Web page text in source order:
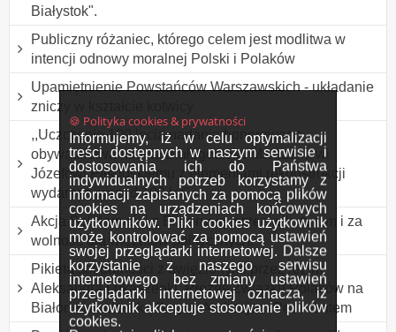
🍪 Polityka cookies & prywatności
Informujemy, iż w celu optymalizacji
treści dostępnych w naszym serwisie i
dostosowania ich do Państwa
indywidualnych potrzeb korzystamy z
informacji zapisanych za pomocą plików
cookies na urządzeniach końcowych
użytkowników. Pliki cookies użytkownik
może kontrolować za pomocą ustawień
swojej przeglądarki internetowej. Dalsze
korzystanie z naszego serwisu
internetowego bez zmiany ustawień
przeglądarki internetowej oznacza, iż
użytkownik akceptuje stosowanie plików
cookies.
Białystok".
Publiczny różaniec, którego celem jest modlitwa w
intencji odnowy moralnej Polski i Polaków
Upamiętnienie Powstańców Warszawskich - układanie
zniczy w kształcie kotwicy
,,Uczczenie 100 lecia nadania honorowego
obywatelstwa miasta Białegostoku Marszałkowi
Józefowi Piłsudskiemu z elementami rekonstrukcji
wydarzeń sprzed 100 lat"
Akcja Solidarności z Białorusią, przeciw torturom i za
wolność dla więźniów politycznych.
Pikieta solidarności z uwięzionymi przez reżim
Aleksandra Łukaszenki, Prezes Związku Polaków na
Białorusi Andżeliką Borys i Andrzejem Poczobutem